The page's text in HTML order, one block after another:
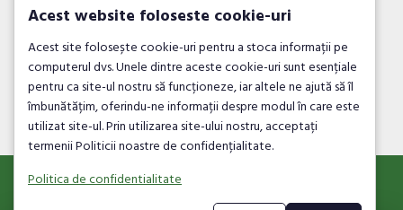
Am citit şi sunt de acord cu Politica de confidentialitate
© HATHOR BOOKS&MORE SRL
Acest website foloseste cookie-uri
Acest site folosește cookie-uri pentru a stoca informații pe
computerul dvs. Unele dintre aceste cookie-uri sunt esențiale
pentru ca site-ul nostru să funcționeze, iar altele ne ajută să îl
îmbunătățim, oferindu-ne informații despre modul în care este
utilizat site-ul. Prin utilizarea site-ului nostru, acceptați
termenii Politicii noastre de confidențialitate.
Politica de confidentialitate